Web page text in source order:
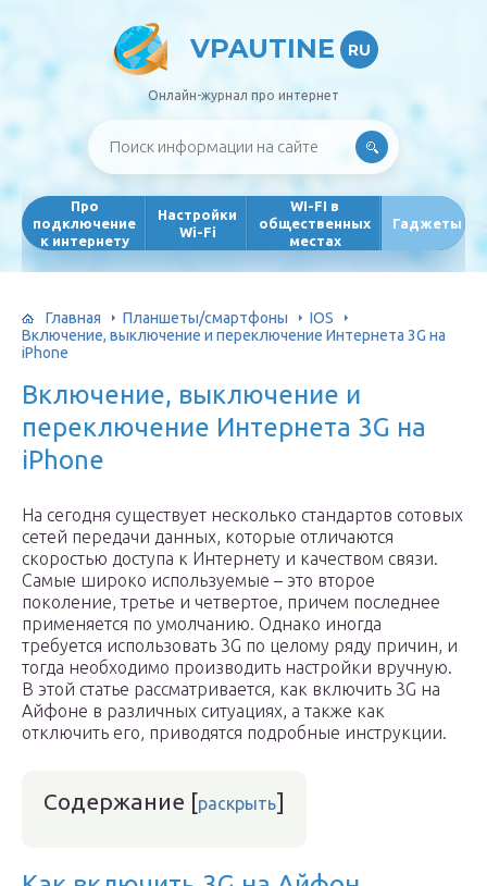
VPAUTINE RU
Онлайн-журнал про интернет
Про
подключение
к интернету
Настройки
Wi-Fi
WI-FI в
общественных
местах
Гаджеты
Главная Планшеты/смартфоны
IOS
Включение, выключение и переключение Интернета 3G на
iPhone
Включение, выключение и
переключение Интернета 3G на
iPhone
На сегодня существует несколько стандартов сотовых
сетей передачи данных, которые отличаются
скоростью доступа к Интернету и качеством связи.
Самые широко используемые – это второе
поколение, третье и четвертое, причем последнее
применяется по умолчанию. Однако иногда
требуется использовать 3G по целому ряду причин, и
тогда необходимо производить настройки вручную.
В этой статье рассматривается, как включить 3G на
Айфоне в различных ситуациях, а также как
отключить его, приводятся подробные инструкции.
Содержание [раскрыть]